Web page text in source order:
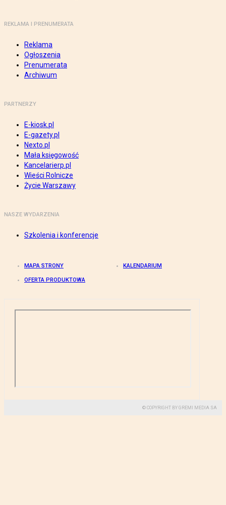
REKLAMA I PRENUMERATA
Reklama
Ogłoszenia
Prenumerata
Archiwum
PARTNERZY
E-kiosk.pl
E-gazety.pl
Nexto.pl
Mała księgowość
Kancelarierp.pl
Wieści Rolnicze
Życie Warszawy
NASZE WYDARZENIA
Szkolenia i konferencje
MAPA STRONY KALENDARIUM
OFERTA PRODUKTOWA
© COPYRIGHT BY GREMI MEDIA SA